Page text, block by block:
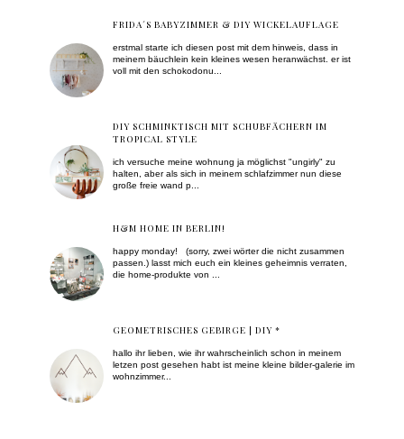
FRIDA´S BABYZIMMER & DIY WICKELAUFLAGE
erstmal starte ich diesen post mit dem hinweis, dass in
meinem bäuchlein kein kleines wesen heranwächst. er ist
voll mit den schokodonu...
DIY SCHMINKTISCH MIT SCHUBFÄCHERN IM
TROPICAL STYLE
ich versuche meine wohnung ja möglichst "ungirly" zu
halten, aber als sich in meinem schlafzimmer nun diese
große freie wand p...
H&M HOME IN BERLIN!
happy monday! (sorry, zwei wörter die nicht zusammen
passen.) lasst mich euch ein kleines geheimnis verraten,
die home-produkte von ...
GEOMETRISCHES GEBIRGE | DIY *
hallo ihr lieben, wie ihr wahrscheinlich schon in meinem
letzen post gesehen habt ist meine kleine bilder-galerie im
wohnzimmer...